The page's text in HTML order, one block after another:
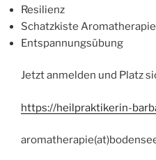
Resilienz
Schatzkiste Aromatherapie
Entspannungsübung
Jetzt anmelden und Platz
https://heilpraktikerin-